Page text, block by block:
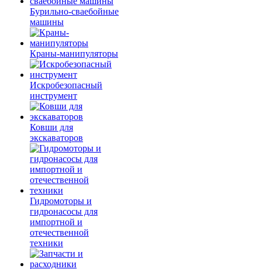
Бурильно-сваебойные
машины
Краны-манипуляторы
Искробезопасный
инструмент
Ковши для
экскаваторов
Гидромоторы и
гидронасосы для
импортной и
отечественной
техники